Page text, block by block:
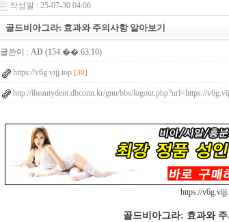
작성일 : 25-07-30 04:06
골드비아그라: 효과와 주의사항 알아보기
글쓴이 : AD (154.��.63.10)
https://v6g.vijj.top [30]
http://ibeautydent.dbconn.kr/gnu/bbs/logout.php?url=https://
https://
골드비아그라: 효과와 주